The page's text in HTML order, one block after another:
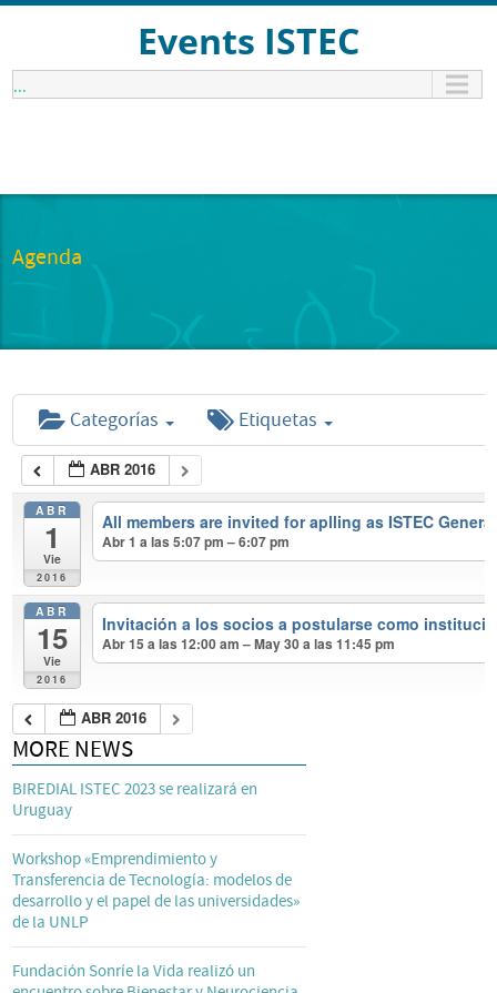
Events ISTEC
...
Agenda
Categorías Etiquetas
ABR 2016
ABR
1
Vie
2016
All members are invited for aplling as ISTEC
Abr 1 a las 5:07 pm – 6:07 pm
ABR
15
Vie
2016
Invitación a los socios a postularse como
Abr 15 a las 12:00 am – May 30 a las 11:45 pm
ABR 2016
MORE NEWS
BIREDIAL ISTEC 2023 se realizará en
Uruguay
Workshop «Emprendimiento y
Transferencia de Tecnología: modelos de
desarrollo y el papel de las universidades»
de la UNLP
Fundación Sonríe la Vida realizó un